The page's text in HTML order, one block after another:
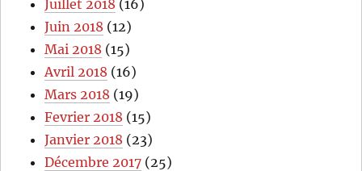
Juillet 2018 (16)
Juin 2018 (12)
Mai 2018 (15)
Avril 2018 (16)
Mars 2018 (19)
Fevrier 2018 (15)
Janvier 2018 (23)
Décembre 2017 (25)